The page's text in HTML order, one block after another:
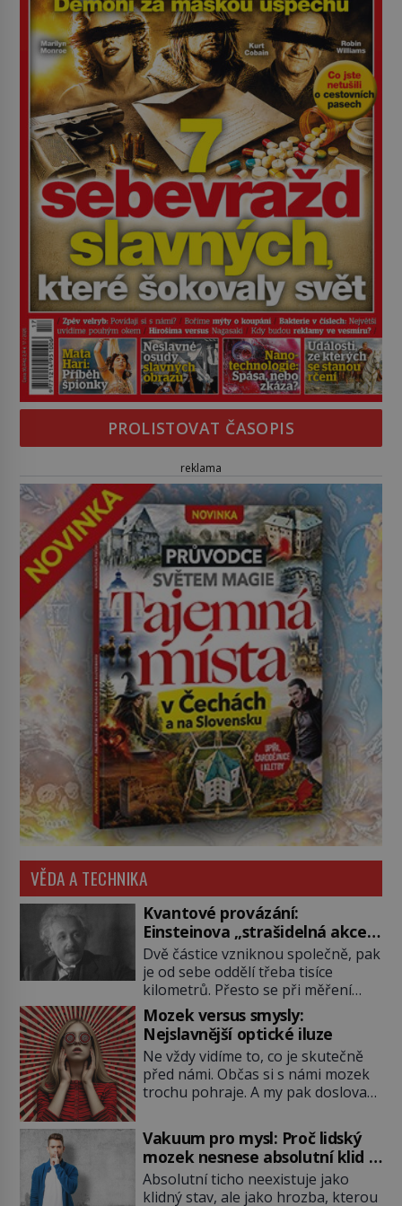
PROLISTOVAT ČASOPIS
reklama
VĚDA A TECHNIKA
Kvantové provázání:
Einsteinova „strašidelná akce
na dálku“ dál mate i fascinuje
vědce
Dvě částice vzniknou společně, pak
je od sebe oddělí třeba tisíce
kilometrů. Přesto se při měření
chovají, jako by mezi nimi
existovalo neviditelné pouto. Albert
Einstein tomu s jistou dávkou
ironie říká „strašidelná akce na
dálku“ a dlouhá desetiletí věří, že
musí existovat jednodušší
však ukazují, že kvantový svět
funguje jinak, než […]
Mozek versus smysly:
Nejslavnější optické iluze
Ne vždy vidíme to, co je skutečně
před námi. Občas si s námi mozek
trochu pohraje. A my pak doslova
vznikají ty nejpodivnější optické
iluze? Soustřeď se na to hlavní!
TROXLERŮV EFEKT Náš mozek
zvládne zpracovat hodně informací.
Všechny na světě ale nikoliv, musí
Vakuum pro mysl: Proč lidský
mozek nesnese absolutní klid a
začne si vymýšlet horory
Absolutní ticho neexistuje jako
klidný stav, ale jako hrozba, kterou